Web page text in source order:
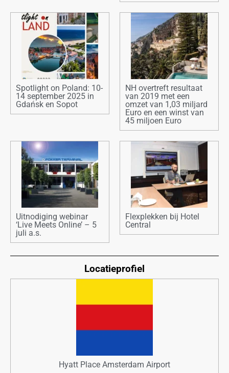
Spotlight on Poland: 10-
14 september 2025 in
Gdańsk en Sopot
NH overtreft resultaat
van 2019 met een
omzet van 1,03 miljard
Euro en een winst van
45 miljoen Euro
Uitnodiging webinar
‘Live Meets Online’ – 5
juli a.s.
Flexplekken bij Hotel
Central
Locatieprofiel
Hyatt Place Amsterdam Airport